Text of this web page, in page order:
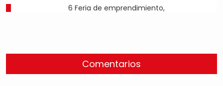
6 Feria de emprendimiento,
Comentarios